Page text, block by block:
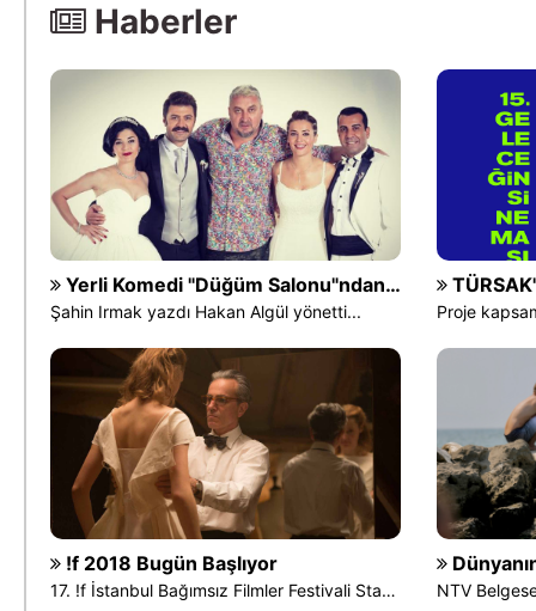
Haberler
Yerli Komedi "Düğüm Salonu"ndan Teaser
Şahin Irmak yazdı Hakan Algül yönetti...
!f 2018 Bugün Başlıyor
17. !f İstanbul Bağımsız Filmler Festivali Start Verdi
Dünyanın Dört